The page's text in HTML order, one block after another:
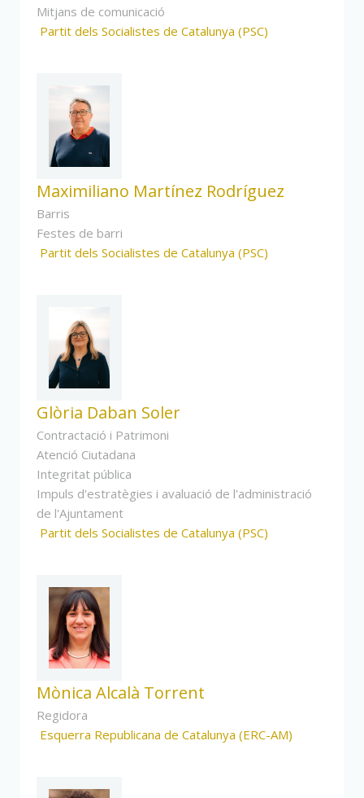
Mitjans de comunicació
Partit dels Socialistes de Catalunya (PSC)
Maximiliano Martínez Rodríguez
Barris
Festes de barri
Partit dels Socialistes de Catalunya (PSC)
Glòria Daban Soler
Contractació i Patrimoni
Atenció Ciutadana
Integritat pública
Impuls d'estratègies i avaluació de l'administració
de l'Ajuntament
Partit dels Socialistes de Catalunya (PSC)
Mònica Alcalà Torrent
Regidora
Esquerra Republicana de Catalunya (ERC-AM)